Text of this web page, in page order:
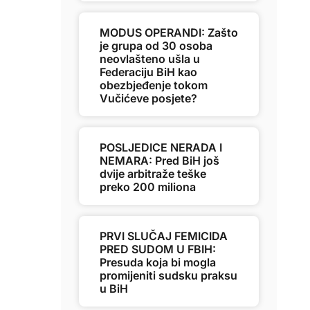
MODUS OPERANDI: Zašto
je grupa od 30 osoba
neovlašteno ušla u
Federaciju BiH kao
obezbjeđenje tokom
Vučićeve posjete?
POSLJEDICE NERADA I
NEMARA: Pred BiH još
dvije arbitraže teške
preko 200 miliona
PRVI SLUČAJ FEMICIDA
PRED SUDOM U FBIH:
Presuda koja bi mogla
promijeniti sudsku praksu
u BiH